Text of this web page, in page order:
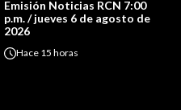
Emisión Noticias RCN 7:00
p.m. / jueves 6 de agosto de
2026
Hace 15 horas